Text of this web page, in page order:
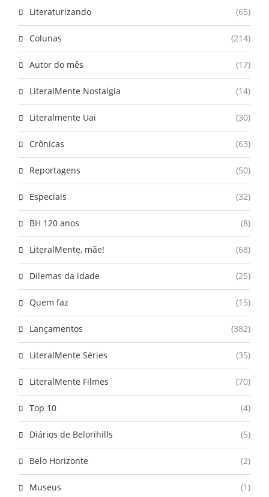
Literaturizando (65)
Colunas (214)
Autor do mês (17)
LiteralMente Nostalgia (14)
Literalmente Uai (30)
Crônicas (63)
Reportagens (50)
Especiais (32)
BH 120 anos (8)
LiteralMente, mãe! (68)
Dilemas da idade (25)
Quem faz (15)
Lançamentos (382)
LiteralMente Séries (35)
LiteralMente Filmes (70)
Top 10 (4)
Diários de Belorihills (5)
Belo Horizonte (2)
Museus (1)